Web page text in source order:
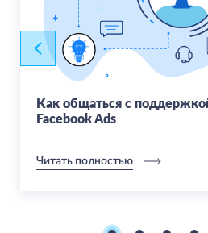
Как общаться с
Facebook Ads
Читать полностью